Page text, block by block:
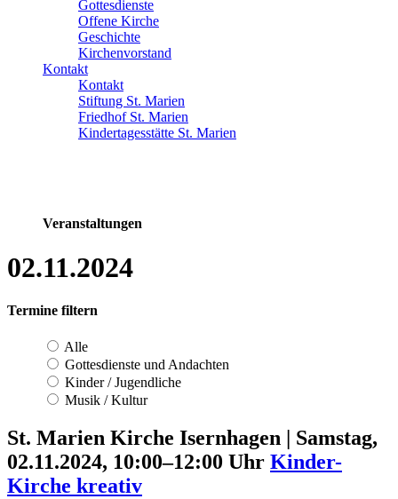
Gottesdienste
Offene Kirche
Geschichte
Kirchenvorstand
Kontakt
Kontakt
Stiftung St. Marien
Friedhof St. Marien
Kindertagesstätte St. Marien
Veranstaltungen
02.11.2024
Termine filtern
Alle
Gottesdienste und Andachten
Kinder / Jugendliche
Musik / Kultur
St. Marien Kirche Isernhagen
Samstag,
02.11.2024, 10:00–12:00 Uhr Kinder-
Kirche kreativ